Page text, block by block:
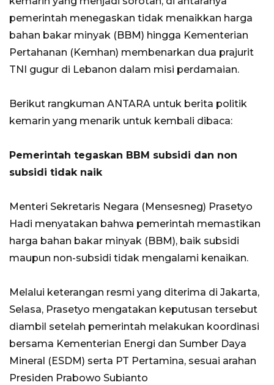
pemerintah menegaskan tidak menaikkan harga
bahan bakar minyak (BBM) hingga Kementerian
Pertahanan (Kemhan) membenarkan dua prajurit
TNI gugur di Lebanon dalam misi perdamaian.
Berikut rangkuman ANTARA untuk berita politik
kemarin yang menarik untuk kembali dibaca:
Pemerintah tegaskan BBM subsidi dan non
subsidi tidak naik
Menteri Sekretaris Negara (Mensesneg) Prasetyo
Hadi menyatakan bahwa pemerintah memastikan
harga bahan bakar minyak (BBM), baik subsidi
maupun non-subsidi tidak mengalami kenaikan.
Melalui keterangan resmi yang diterima di Jakarta,
Selasa, Prasetyo mengatakan keputusan tersebut
diambil setelah pemerintah melakukan koordinasi
bersama Kementerian Energi dan Sumber Daya
Mineral (ESDM) serta PT Pertamina, sesuai arahan
Presiden Prabowo Subianto